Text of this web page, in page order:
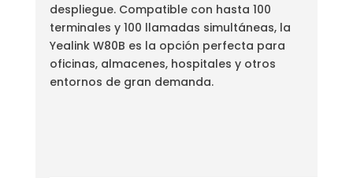
despliegue. Compatible con hasta 100
terminales y 100 llamadas simultáneas, la
Yealink W80B es la opción perfecta para
oficinas, almacenes, hospitales y otros
entornos de gran demanda.